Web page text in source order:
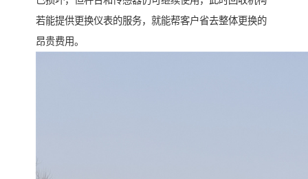
若能提供更换仪表的服务，就能帮客户省去整体更换的
昂贵费用。